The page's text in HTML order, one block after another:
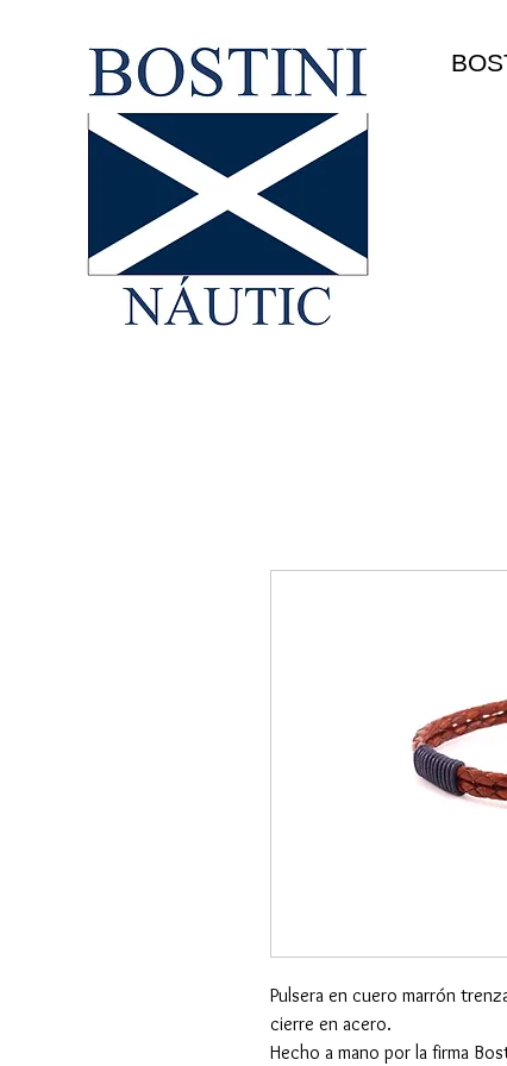
HOME
Pulsera en cuero marrón
cierre en acero.
Hecho a mano por la firma